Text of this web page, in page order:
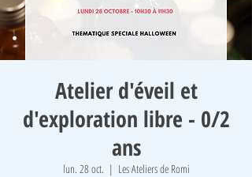
Atelier d'éveil et
d'exploration libre - 0/2
ans
lun. 28 oct.
  |
Les Ateliers de Romi